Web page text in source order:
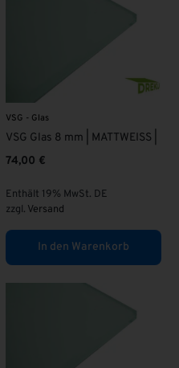
VSG - Glas
VSG Glas 8 mm | MATTWEISS |
74,00 €
Enthält 19% MwSt. DE
zzgl. Versand
In den Warenkorb